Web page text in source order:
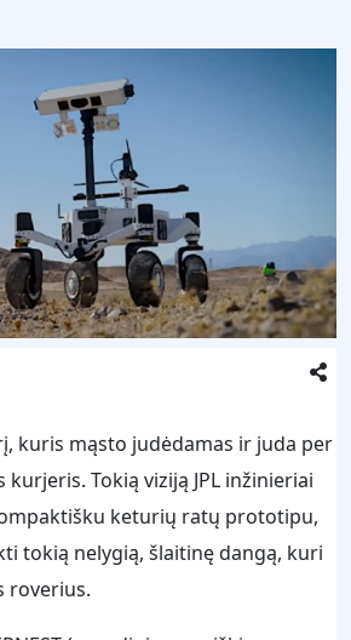
kuris mąsto judėdamas ir juda per
Tokią viziją JPL inžinieriai
keturių ratų prototipu,
tokią nelygią, šlaitinę dangą, kuri
roverius.